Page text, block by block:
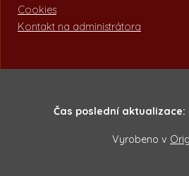
Cookies
Kontakt na administrátora
Čas poslední aktualizace:
Vyrobeno v